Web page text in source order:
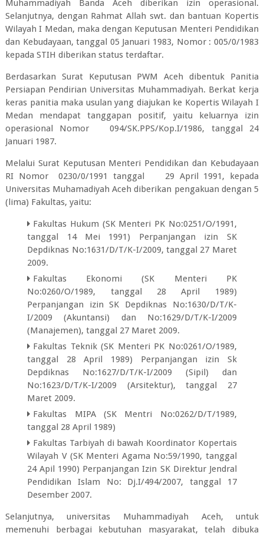
Muhammadiyah Banda Aceh diberikan izin operasional.
Selanjutnya, dengan Rahmat Allah swt. dan bantuan Kopertis
Wilayah I Medan, maka dengan Keputusan Menteri Pendidikan
dan Kebudayaan, tanggal 05 Januari 1983, Nomor : 005/0/1983
kepada STIH diberikan status terdaftar.
Berdasarkan Surat Keputusan PWM Aceh dibentuk Panitia
Persiapan Pendirian Universitas Muhammadiyah. Berkat kerja
keras panitia maka usulan yang diajukan ke Kopertis Wilayah I
Medan mendapat tanggapan positif, yaitu keluarnya izin
operasional Nomor 094/SK.PPS/Kop.I/1986, tanggal 24
Januari 1987.
Melalui Surat Keputusan Menteri Pendidikan dan Kebudayaan
RI Nomor 0230/0/1991 tanggal 29 April 1991, kepada
Universitas Muhamadiyah Aceh diberikan pengakuan dengan 5
(lima) Fakultas, yaitu:
Fakultas Hukum (SK Menteri PK No:0251/O/1991,
tanggal 14 Mei 1991) Perpanjangan izin SK
Depdiknas No:1631/D/T/K-I/2009, tanggal 27 Maret
2009.
Fakultas Ekonomi (SK Menteri PK
No:0260/O/1989, tanggal 28 April 1989)
Perpanjangan izin SK Depdiknas No:1630/D/T/K-
I/2009 (Akuntansi) dan No:1629/D/T/K-I/2009
(Manajemen), tanggal 27 Maret 2009.
Fakultas Teknik (SK Menteri PK No:0261/O/1989,
tanggal 28 April 1989) Perpanjangan izin Sk
Depdiknas No:1627/D/T/K-I/2009 (Sipil) dan
No:1623/D/T/K-I/2009 (Arsitektur), tanggal 27
Maret 2009.
Fakultas MIPA (SK Mentri No:0262/D/T/1989,
tanggal 28 April 1989)
Fakultas Tarbiyah di bawah Koordinator Kopertais
Wilayah V (SK Menteri Agama No:59/1990, tanggal
24 Apil 1990) Perpanjangan Izin SK Direktur Jendral
Pendidikan Islam No: Dj.I/494/2007, tanggal 17
Desember 2007.
Selanjutnya, universitas Muhammadiyah Aceh, untuk
memenuhi berbagai kebutuhan masyarakat, telah dibuka